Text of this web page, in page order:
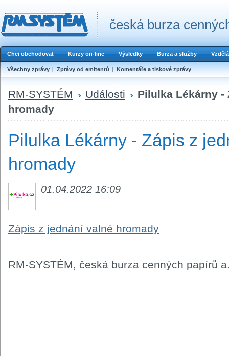
česká burza
Chci obchodovat Kurzy on-line Výsledky Burza a služby
Všechny zprávy Zprávy od emitentů Komentáře a tiskové zprávy
RM-SYSTÉM Události
Pilulka Lékárny -
hromady
Pilulka Lékárny - Zápis z
hromady
01.04.2022 16:09
Zápis z jednání valné hromady
RM-SYSTÉM, česká burza cenných papírů